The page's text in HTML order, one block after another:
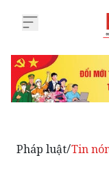
Pháp luật/Tin